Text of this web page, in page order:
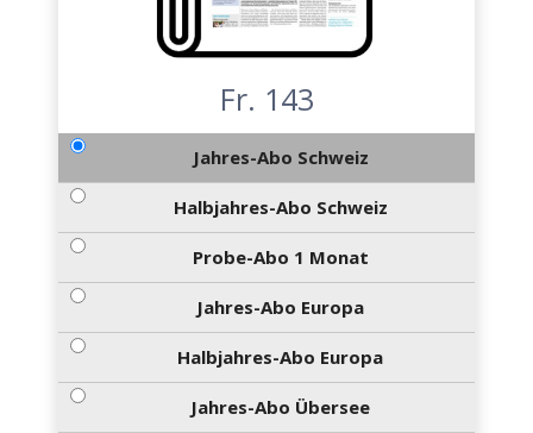
Fr. 143
Jahres-Abo Schweiz
Halbjahres-Abo Schweiz
Probe-Abo 1 Monat
Jahres-Abo Europa
Halbjahres-Abo Europa
Jahres-Abo Übersee